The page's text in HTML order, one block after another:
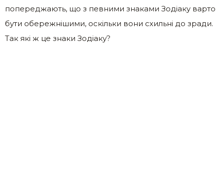
попереджають, що з певними знаками Зодіаку варто
бути обережнішими, оскільки вони схильні до зради.
Так які ж це знаки Зодіаку?